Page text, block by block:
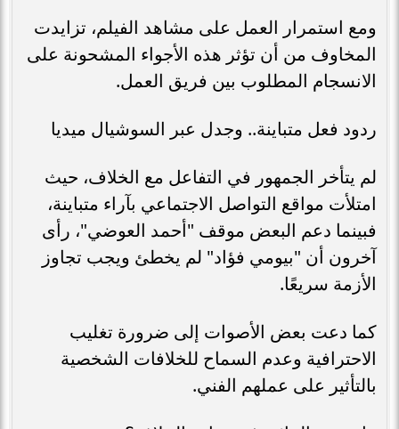
ومع استمرار العمل على مشاهد الفيلم، تزايدت
المخاوف من أن تؤثر هذه الأجواء المشحونة على
الانسجام المطلوب بين فريق العمل.
ردود فعل متباينة.. وجدل عبر السوشيال ميديا
لم يتأخر الجمهور في التفاعل مع الخلاف، حيث
امتلأت مواقع التواصل الاجتماعي بآراء متباينة،
فبينما دعم البعض موقف "أحمد العوضي"، رأى
آخرون أن "بيومي فؤاد" لم يخطئ ويجب تجاوز
الأزمة سريعًا.
كما دعت بعض الأصوات إلى ضرورة تغليب
الاحترافية وعدم السماح للخلافات الشخصية
بالتأثير على عملهم الفني.